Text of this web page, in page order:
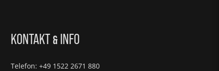
KONTAKT& INFO
Telefon: +49 1522 2671 880